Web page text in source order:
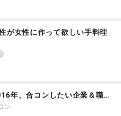
が女性に作って欲しい手料理
年、合コンしたい企業＆職…
ン